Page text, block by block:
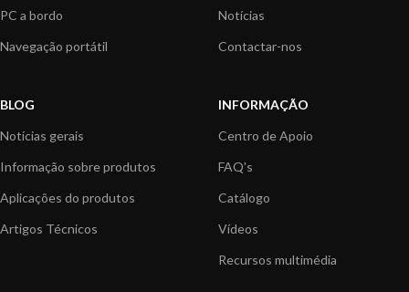
PC a bordo
Navegação portátil
Notícias
Contactar-nos
BLOG
Notícias gerais
Informação sobre produtos
Aplicações do produtos
Artigos Técnicos
INFORMAÇÃO
Centro de Apoio
FAQ's
Catálogo
Vídeos
Recursos multimédia